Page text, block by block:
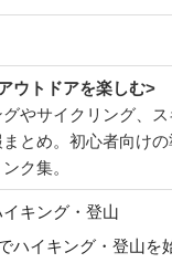
ウトドアを楽しむ>
やサイクリング、
とめ。初心者向け
ク集。
キング・登山
ハイキング・登山を